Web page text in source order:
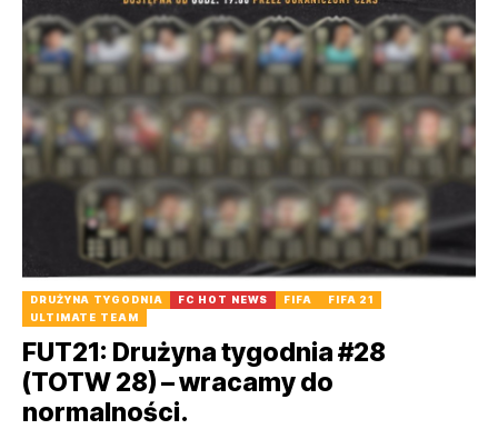
DRUŻYNA TYGODNIA FC HOT NEWS FIFA
FIFA 21
ULTIMATE TEAM
FUT21: Drużyna tygodnia #28
(TOTW 28) – wracamy do
normalności.